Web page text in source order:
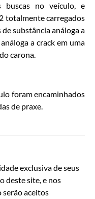
buscas no veículo, e
totalmente carregados
substância análoga a
a crack em uma
carona.
foram encaminhados
de praxe.
exclusiva de seus
deste site, e nos
serão aceitos